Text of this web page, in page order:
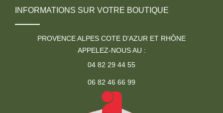
INFORMATIONS SUR VOTRE BOUTIQUE
PROVENCE ALPES COTE D'AZUR ET RHÔNE
APPELEZ-NOUS AU :
04 82 29 44 55
06 82 46 66 99